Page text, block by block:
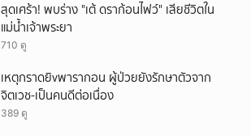
สุดเศร้า! พบร่าง "เต้ ดราก้อนไฟว์" เสียชีวิตใน
แม่น้ำเจ้าพระยา
710 ดู
เหตุกราดยิvพารากอน ผู้ป่วยยังรักษาตัวจาก
จิตเวช-เป็นคนดีต่อเนื่อง
389 ดู